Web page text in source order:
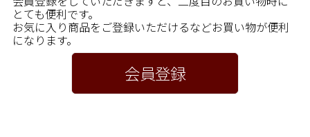
とても便利です。
お気に入り商品をご登録いただけるなどお買い物が便利
になります。
会員登録